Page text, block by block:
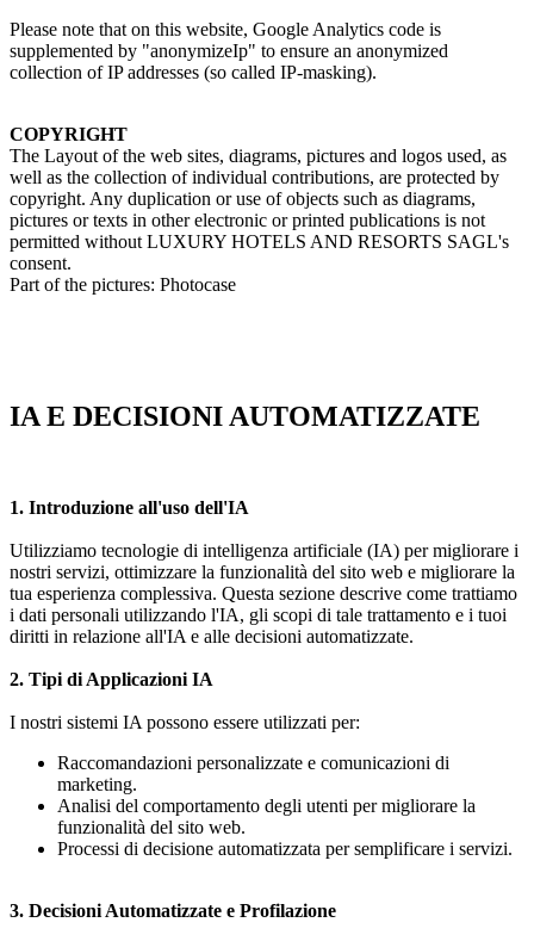
Please note that on this website, Google Analytics code is
supplemented by "anonymizeIp" to ensure an anonymized
collection of IP addresses (so called IP-masking).
COPYRIGHT
The Layout of the web sites, diagrams, pictures and logos used, as
well as the collection of individual contributions, are protected by
copyright. Any duplication or use of objects such as diagrams,
pictures or texts in other electronic or printed publications is not
permitted without LUXURY HOTELS AND RESORTS SAGL's
consent.
Part of the pictures: Photocase
IA E DECISIONI AUTOMATIZZATE
1. Introduzione all'uso dell'IA
Utilizziamo tecnologie di intelligenza artificiale (IA) per migliorare i
nostri servizi, ottimizzare la funzionalità del sito web e migliorare la
tua esperienza complessiva. Questa sezione descrive come trattiamo
i dati personali utilizzando l'IA, gli scopi di tale trattamento e i tuoi
diritti in relazione all'IA e alle decisioni automatizzate.
2. Tipi di Applicazioni IA
I nostri sistemi IA possono essere utilizzati per:
Raccomandazioni personalizzate e comunicazioni di
marketing.
Analisi del comportamento degli utenti per migliorare la
funzionalità del sito web.
Processi di decisione automatizzata per semplificare i servizi.
3. Decisioni Automatizzate e Profilazione